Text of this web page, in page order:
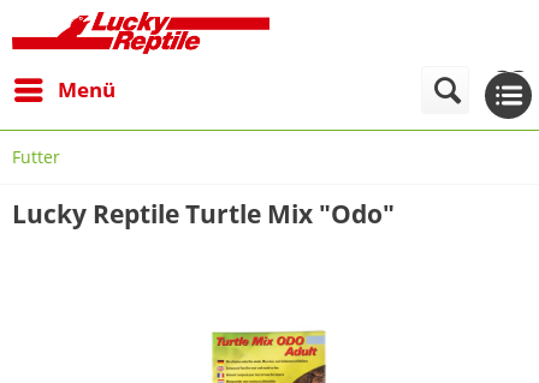
Menü
Futter
Lucky Reptile Turtle Mix "Odo"